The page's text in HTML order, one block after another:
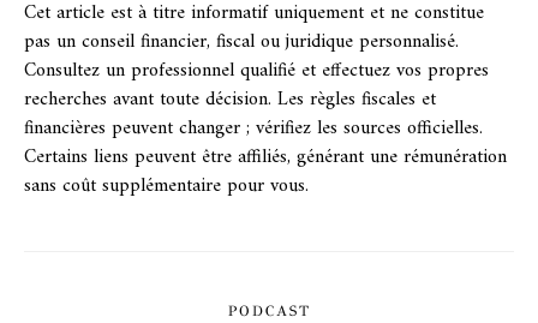
Cet article est à titre informatif uniquement et ne constitue
pas un conseil financier, fiscal ou juridique personnalisé.
Consultez un professionnel qualifié et effectuez vos propres
recherches avant toute décision. Les règles fiscales et
financières peuvent changer ; vérifiez les sources officielles.
Certains liens peuvent être affiliés, générant une rémunération
sans coût supplémentaire pour vous.
PODCAST